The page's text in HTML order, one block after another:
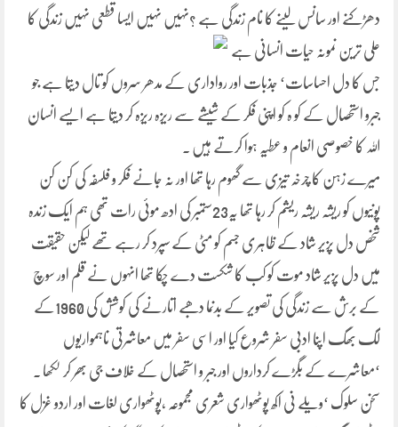
دھڑکنے اور سانس لینے کا نام زندگی ہے ؟نہیں نہیں ایسا قطعی نہیں زندگی کا
علی ترین نمونہ حیات انسانی ہے
جس کا دل احساسات‘ جذبات اور رواداری کے مدھر سروں کو تال دیتا ہے جو
جبرو استحصال کے کو ہ کو اپنی فکر کے شیشے سے ریزہ ریزہ کر دیتا ہے ایسے انسان
اللہ کا خصوصی انعام و عطیہ ہوا کرتے ہیں ۔
میرے زہن کا چرخہ تیزی سے گھوم رہا تھا اور نہ جانے فکر و فلسفہ کی کن کن
پونیوں کو ریشہ ریشہ ریشم کر رہا تھا یہ23ستمبر کی ادھ موئی رات تھی ہم ایک زندہ
شخص دل پزیر شاد کے ظاہری جسم کو مٹی کے سپرد کر رہے تھے لیکن حقیقت
میں دل پزیر شاد موت کو کب کا شکست دے چکا تھا انہوں نے قلم اور سوچ
کے برش سے زندگی کی تصویر کے بدنما دھبے اتارنے کی کوشش کی 1960کے
لگ بھگ اپنا ادبی سفر شروع کیا اور اسی سفر میں معاشرتی ناہمواریوں
‘معاشرے کے بگڑے کرداروں اور جبر و استحصال کے خلاف جی بھر کر لکھا ۔
سخن سلوک ‘ویلے نی اکھ پوٹھواری شعری مجموعہ ،پوٹھواری لغات اور اردو غزل کا